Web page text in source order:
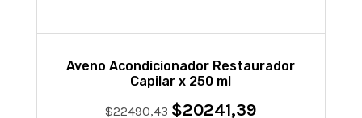
Aveno Acondicionador Restaurador
Capilar x 250 ml
$22490,43 El
$20241,39El